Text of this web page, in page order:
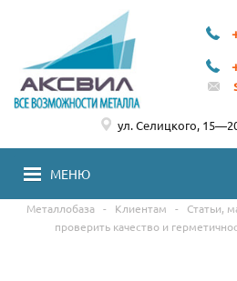
МЕНЮ
ул. Селицкого,
Металлобаза - Клиентам - Статьи,
проверить качество и